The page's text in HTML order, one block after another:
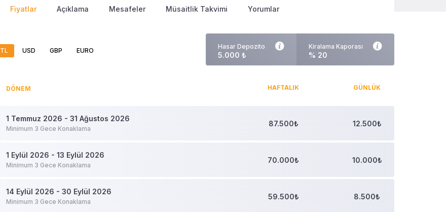
Fiyatlar Açıklama Mesafeler Müsaitlik Takvimi Yorumlar
TL USD GBP EURO
Hasar Depozito
5.000 ₺
Kiralama Kaporası
% 20
DÖNEM HAFTALIK GÜNLÜK
1 Temmuz 2026 - 31 Ağustos 2026
Minimum 3 Gece Konaklama
87.500₺ 12.500₺
1 Eylül 2026 - 13 Eylül 2026
Minimum 3 Gece Konaklama
70.000₺ 10.000₺
14 Eylül 2026 - 30 Eylül 2026
Minimum 3 Gece Konaklama
59.500₺ 8.500₺